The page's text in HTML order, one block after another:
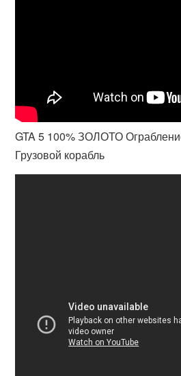
GTA 5 100% ЗОЛОТО
Грузовой корабль